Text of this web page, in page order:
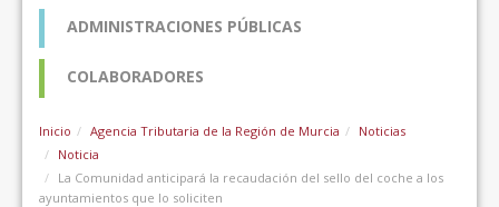
ADMINISTRACIONES PÚBLICAS
COLABORADORES
Inicio Agencia Tributaria de la Región de Murcia
Noticias
Noticia
La Comunidad anticipará la recaudación del sello del coche a los
ayuntamientos que lo soliciten